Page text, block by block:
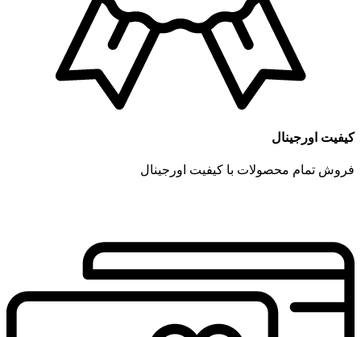
کیفیت اورجینال
فروش تمام محصولات با کیفیت اورجینال